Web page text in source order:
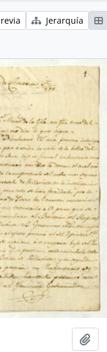
Jerarquía